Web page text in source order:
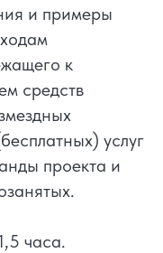
и примеры
к
средств
услуг
проекта и
часа.